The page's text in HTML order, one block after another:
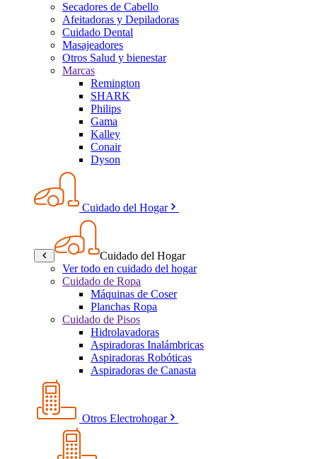
Secadores de Cabello
Afeitadoras y Depiladoras
Cuidado Dental
Masajeadores
Otros Salud y bienestar
Marcas
Remington
SHARK
Philips
Gama
Kalley
Conair
Dyson
Cuidado del Hogar
Cuidado del Hogar
Ver todo en cuidado del hogar
Cuidado de Ropa
Máquinas de Coser
Planchas Ropa
Cuidado de Pisos
Hidrolavadoras
Aspiradoras Inalámbricas
Aspiradoras Robóticas
Aspiradoras de Canasta
Otros Electrohogar